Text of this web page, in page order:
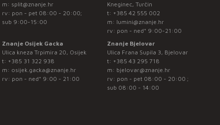
m: split@znanje.hr
rv: pon - pet 08:00 - 20:00;
sub 9:00-15:00
Kneginec, Turčin
t: +385 42 555 002
m: lumini@znanje.hr
rv: pon - ned* 9:00-21:00
Znanje Osijek Gacka
Ulica kneza Trpimira 20, Osijek
t: +385 31 322 938
m: osijek.gacka@znanje.hr
rv: pon - ned* 9:00 - 21:00
Znanje Bjelovar
Ulica Frana Supila 3, Bjelovar
t: +385 43 295 718
m: bjelovar@znanje.hr
rv: pon - pet 08:00 - 20:00 ;
sub 08:00 - 14:00